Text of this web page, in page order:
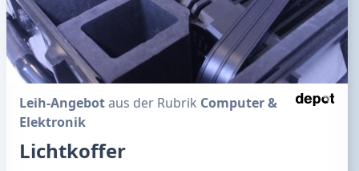
Leih-Angebotaus der Rubrik Computer &
Elektronik
Lichtkoffer